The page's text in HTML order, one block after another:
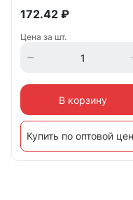
172.42 ₽
Цена за шт.
В корзину
Купить по оптовой